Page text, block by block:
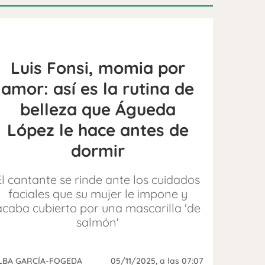
Luis Fonsi, momia por
amor: así es la rutina de
belleza que Águeda
López le hace antes de
dormir
cantante se rinde ante los cuidados
faciales que su mujer le impone y
cubierto por una mascarilla 'de
salmón'
GARCÍA-FOGEDA 05/11/2025, a las 07:07